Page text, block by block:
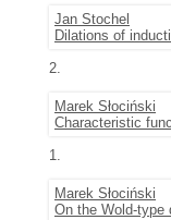
Jan Stochel
Dilations of
2.
Marek Słociński
Characteristic
1.
Marek Słociński
On the Wold-type